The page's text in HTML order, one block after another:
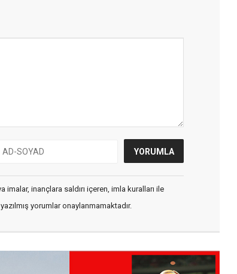
inançlara saldırı içeren, imla kuralları ile
yorumlar onaylanmamaktadır.